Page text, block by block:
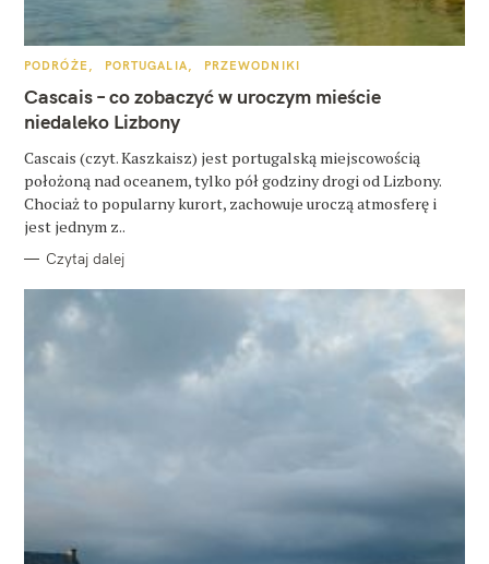
K
T
E
G
O
I
PODRÓŻE PORTUGALIA PRZEWODNIKI
Cascais – co zobaczyć w uroczym mieście
niedaleko Lizbony
Cascais (czyt. Kaszkaisz) jest portugalską miejscowością
położoną nad oceanem, tylko pół godziny drogi od Lizbony.
Chociaż to popularny kurort, zachowuje uroczą atmosferę i
jest jednym z..
Czytaj dalej
k
j